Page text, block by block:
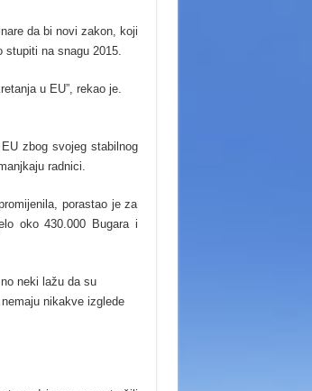
da bi novi zakon, koji
na snagu 2015.
u EU”, rekao je.
zbog svojeg stabilnog
radnici.
porastao je za
oko 430.000 Bugara i
neki lažu da su
nikakve izglede